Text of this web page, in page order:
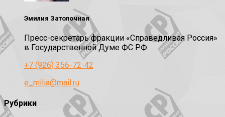
Эмилия Затолочная
Пресс-секретарь фракции «Справедливая Россия»
в Государственной Думе ФС РФ
+7 (926) 356-72-42
e_milia@mail.ru
Рубрики